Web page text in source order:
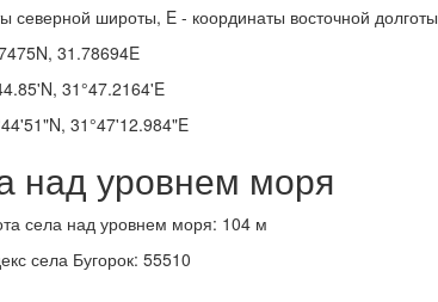
северной широты, E - координаты восточной долготы
31.78694E
31°47.2164'E
31°47'12.984"E
над уровнем моря
села над уровнем моря: 104 м
села Бугорок: 55510